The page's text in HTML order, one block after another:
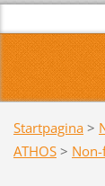
Startpagina >
ATHOS >